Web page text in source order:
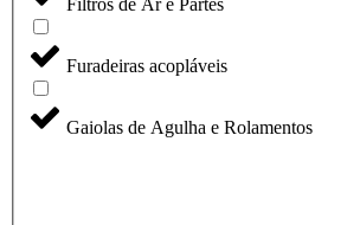
Furadeiras acopláveis
Gaiolas de Agulha e Rolamentos